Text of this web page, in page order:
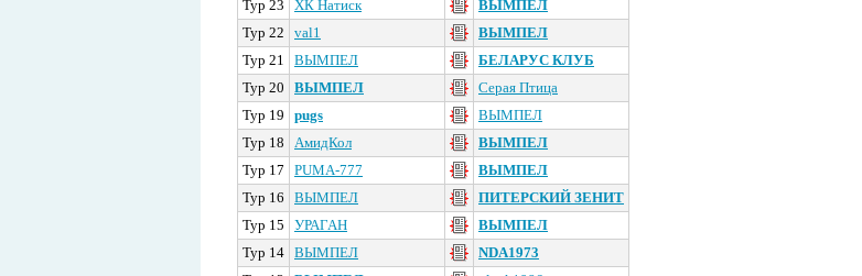
Тур 23
ХК Натиск
ВЫМПЕЛ
Тур 22
val1
ВЫМПЕЛ
Тур 21
ВЫМПЕЛ
БЕЛАРУС КЛУБ
Тур 20
ВЫМПЕЛ
Серая Птица
Тур 19
pugs
ВЫМПЕЛ
Тур 18
АмидКол
ВЫМПЕЛ
Тур 17
PUMA-777
ВЫМПЕЛ
Тур 16
ВЫМПЕЛ
ПИТЕРСКИЙ ЗЕНИТ
Тур 15
УРАГАН
ВЫМПЕЛ
Тур 14 ВЫМПЕЛ
NDA1973